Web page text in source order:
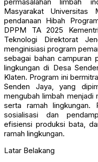
Masyarakat Universitas
pendanaan Hibah
DPPM TA 2025
Teknologi Direktorat
menginisiasi program
sebagai bahan campuran
lingkungan di Desa
Klaten. Program ini
Senden Jaya, yang
mengubah limbah menjadi
serta ramah lingkungan.
sosialisasi dan
efisiensi produksi bata,
ramah lingkungan.
Latar Belakang